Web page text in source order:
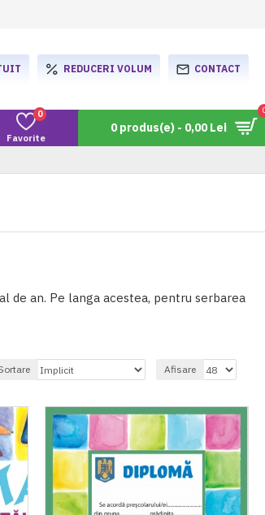
REDUCERI VOLUM CONTACT
Favorite
0
0 produs(e) - 0,00 Lei
de an. Pe langa acestea, pentru serbarea
Afisare